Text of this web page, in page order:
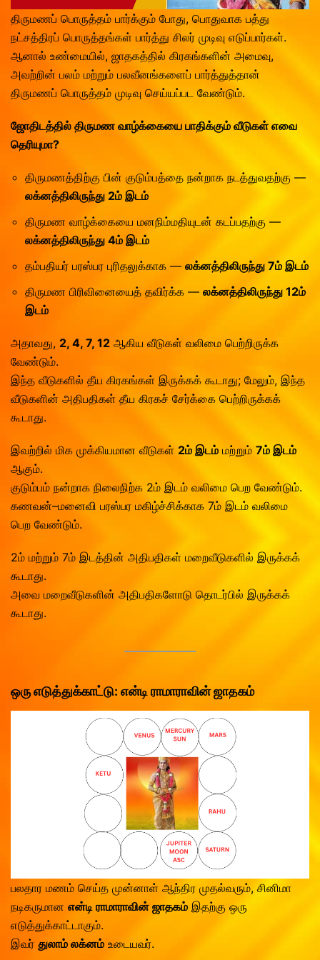
Dhanushu
Magaram
Kumbam
திருமணப் பொருத்தம் பார்க்கும் போது, பொதுவாக பத்து
நட்சத்திரப் பொருத்தங்கள் பார்த்து சிலர் முடிவு எடுப்பார்கள்.
ஆனால் உண்மையில், ஜாதகத்தில் கிரகங்களின் அமைவு,
அவற்றின் பலம் மற்றும் பலவீனங்களைப் பார்த்துத்தான்
திருமணப் பொருத்தம் முடிவு செய்யப்பட வேண்டும்.
ஜோதிடத்தில் திருமண வாழ்க்கையை பாதிக்கும் வீடுகள் எவை
தெரியுமா?
திருமணத்திற்கு பின் குடும்பத்தை நன்றாக நடத்துவதற்கு —
லக்னத்திலிருந்து 2ம் இடம்
திருமண வாழ்க்கையை மனநிம்மதியுடன் கடப்பதற்கு —
லக்னத்திலிருந்து 4ம் இடம்
தம்பதியர் பரஸ்பர புரிதலுக்காக — லக்னத்திலிருந்து 7ம் இடம்
திருமண பிரிவினையைத் தவிர்க்க — லக்னத்திலிருந்து 12ம்
இடம்
அதாவது, 2, 4, 7, 12 ஆகிய வீடுகள் வலிமை பெற்றிருக்க
வேண்டும்.
இந்த வீடுகளில் தீய கிரகங்கள் இருக்கக் கூடாது; மேலும், இந்த
வீடுகளின் அதிபதிகள் தீய கிரகச் சேர்க்கை பெற்றிருக்கக்
கூடாது.
இவற்றில் மிக முக்கியமான வீடுகள் 2ம் இடம் மற்றும் 7ம் இடம்
ஆகும்.
குடும்பம் நன்றாக நிலைநிற்க 2ம் இடம் வலிமை பெற வேண்டும்.
கணவன்–மனைவி பரஸ்பர மகிழ்ச்சிக்காக 7ம் இடம் வலிமை
பெற வேண்டும்.
2ம் மற்றும் 7ம் இடத்தின் அதிபதிகள் மறைவீடுகளில் இருக்கக்
கூடாது.
அவை மறைவீடுகளின் அதிபதிகளோடு தொடர்பில் இருக்கக்
கூடாது.
ஒரு எடுத்துக்காட்டு: என்டி ராமாராவின் ஜாதகம்
பலதார மணம் செய்த முன்னாள் ஆந்திர முதல்வரும், சினிமா
நடிகருமான என்டி ராமாராவின் ஜாதகம் இதற்கு ஒரு
எடுத்துக்காட்டாகும்.
இவர் துலாம் லக்னம் உடையவர்.